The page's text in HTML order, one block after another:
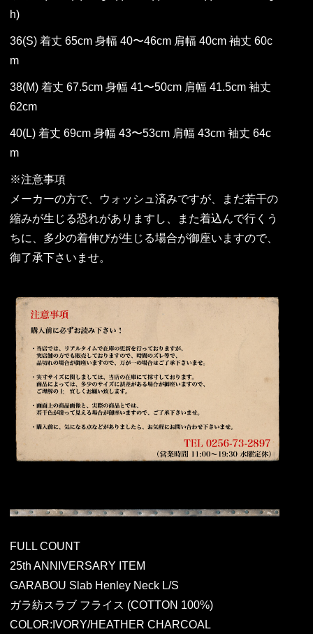
h)
36(S) 着丈 65cm 身幅 40〜46cm 肩幅 40cm 袖丈 60c
m
38(M) 着丈 67.5cm 身幅 41〜50cm 肩幅 41.5cm 袖丈
62cm
40(L) 着丈 69cm 身幅 43〜53cm 肩幅 43cm 袖丈 64c
m
※注意事項
メーカーの方で、ウォッシュ済みですが、まだ若干の
縮みが生じる恐れがありますし、また着込んで行くう
ちに、多少の着伸びが生じる場合が御座いますので、
御了承下さいませ。
FULL COUNT
25th ANNIVERSARY ITEM
GARABOU Slab Henley Neck L/S
ガラ紡スラブ フライス (COTTON 100%)
COLOR:IVORY/HEATHER CHARCOAL